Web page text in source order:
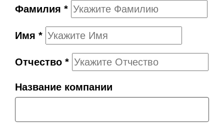
Фамилия *
Имя *
Отчество *
Название компании